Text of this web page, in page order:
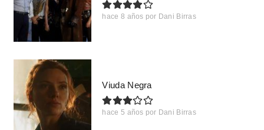
hace 8 años por Dani Birras
Viuda Negra
hace 5 años por Dani Birras